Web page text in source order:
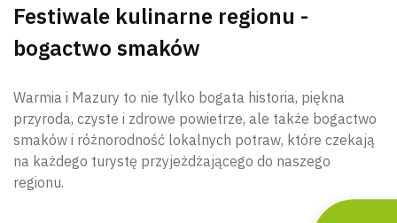
Festiwale kulinarne regionu -
bogactwo smaków
Warmia i Mazury to nie tylko bogata historia, piękna
przyroda, czyste i zdrowe powietrze, ale także bogactwo
smaków i różnorodność lokalnych potraw, które czekają
na każdego turystę przyjeżdżającego do naszego
regionu.